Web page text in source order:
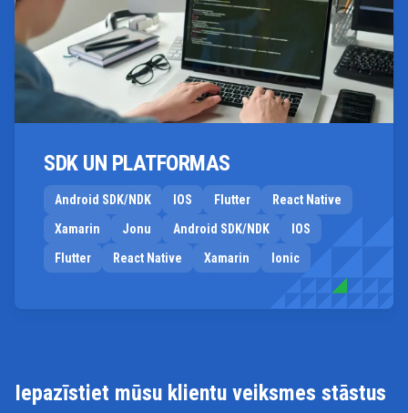
SDK UN PLATFORMAS
Android SDK/NDK IOS Flutter
React Native
Xamarin
Jonu Android SDK/NDK
IOS
Flutter
React Native Xamarin Ionic
Iepazīstiet mūsu klientu veiksmes stāstus